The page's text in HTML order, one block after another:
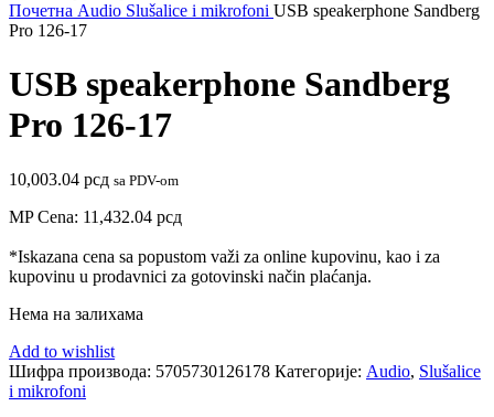
Почетна Audio Slušalice i mikrofoni USB speakerphone Sandberg
Pro 126-17
USB speakerphone Sandberg
Pro 126-17
10,003.04 рсд sa PDV-om
MP Cena: 11,432.04 рсд
*Iskazana cena sa popustom važi za online kupovinu, kao i za
kupovinu u prodavnici za gotovinski način plaćanja.
Нема на залихама
Add to wishlist
Шифра производа: 5705730126178 Категорије: Audio, Slušalice
i mikrofoni